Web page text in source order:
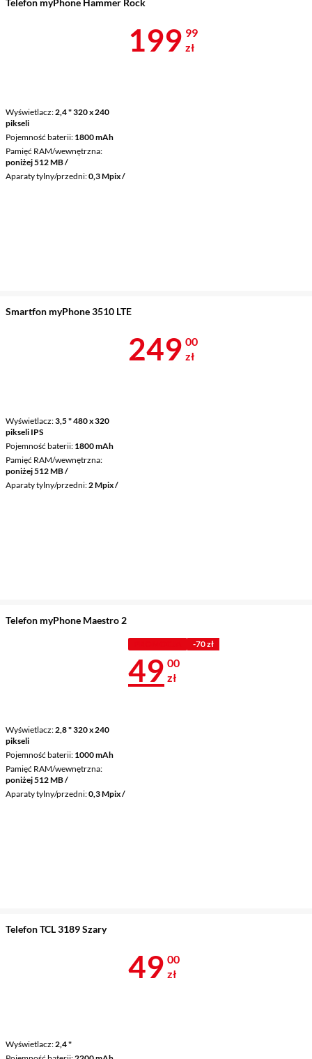
Wyświetlacz 2,4 " 320 x 240
pikseli
Pojemność baterii 1800 mAh
Pamięć RAM/wewnętrzna
poniżej 512 MB /
Aparaty tylny/przedni 0,3 Mpix /
Cena 199,99
199 99
zł
Smartfon myPhone 3510 LTE
Wyświetlacz 3,5 " 480 x 320
pikseli IPS
Pojemność baterii 1800 mAh
Pamięć RAM/wewnętrzna
poniżej 512 MB /
Aparaty tylny/przedni 2 Mpix /
Cena 249 zł
249 00
zł
Telefon myPhone Maestro 2
Wyświetlacz 2,8 " 320 x 240
pikseli
Pojemność baterii 1000 mAh
Pamięć RAM/wewnętrzna
poniżej 512 MB /
Aparaty tylny/przedni 0,3 Mpix /
-70 zł
Cena 49 zł
49 00
zł
Telefon TCL 3189 Szary
Wyświetlacz 2,4 "
Cena 49 zł
49 00
zł